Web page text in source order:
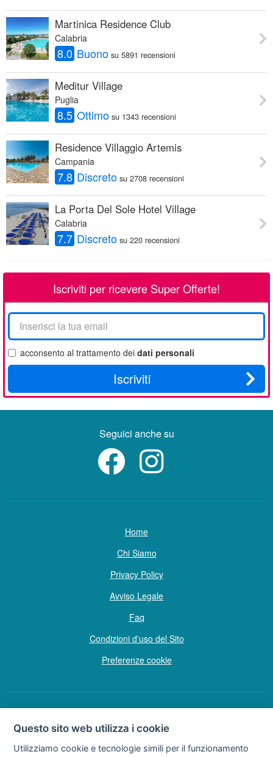
Martinica Residence Club
Calabria
8.0 Buono su 5891 recensioni
Meditur Village
Puglia
8.5 Ottimo su 1343 recensioni
Residence Villaggio Artemis
Campania
7.8 Discreto su 2708 recensioni
La Porta Del Sole Hotel Village
Calabria
7.7 Discreto su 220 recensioni
Iscriviti per ricevere Super Offerte!
La
tua
email
acconsento al trattamento dei dati personali
Iscriviti
Seguici anche su
Home
Chi Siamo
Privacy Policy
Avviso Legale
Faq
Condizioni d'uso del Sito
Preferenze cookie
Copyright © Tutti i diritti sono riservati
Soggetto sottoposto a direzione e coordinamento della F.lli Dionisi S.r.L.
Questo sito web utilizza i cookie
Utilizziamo cookie e tecnologie simili per il funzionamento